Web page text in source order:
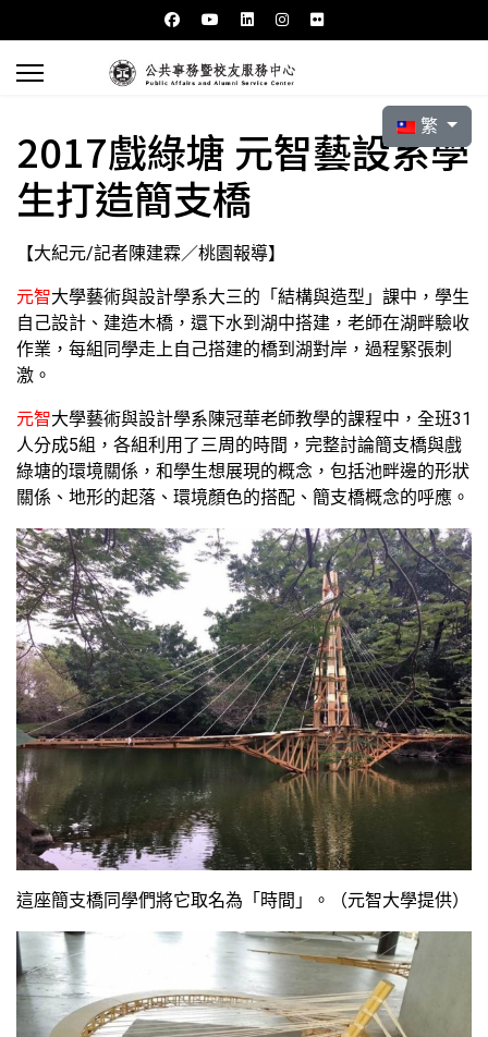
選擇你的語言
繁
2017戲綠塘 元智藝設系學
生打造簡支橋
【大紀元/記者陳建霖／桃園報導】
元智大學藝術與設計學系大三的「結構與造型」課中，學生
自己設計、建造木橋，還下水到湖中搭建，老師在湖畔驗收
作業，每組同學走上自己搭建的橋到湖對岸，過程緊張刺
激。
元智大學藝術與設計學系陳冠華老師教學的課程中，全班31
人分成5組，各組利用了三周的時間，完整討論簡支橋與戲
綠塘的環境關係，和學生想展現的概念，包括池畔邊的形狀
關係、地形的起落、環境顏色的搭配、簡支橋概念的呼應。
這座簡支橋同學們將它取名為「時間」。（元智大學提供）